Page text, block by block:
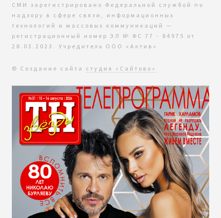
СМИ зарегистрировано Федеральной службой по
надзору в сфере связи, информационных
технологий и массовых коммуникаций —
регистрационный номер ЭЛ № ФС 77 - 84975 от
28.03.2023. Учредитель ООО «Актив»
© Создание сайта студия «Сайтово»